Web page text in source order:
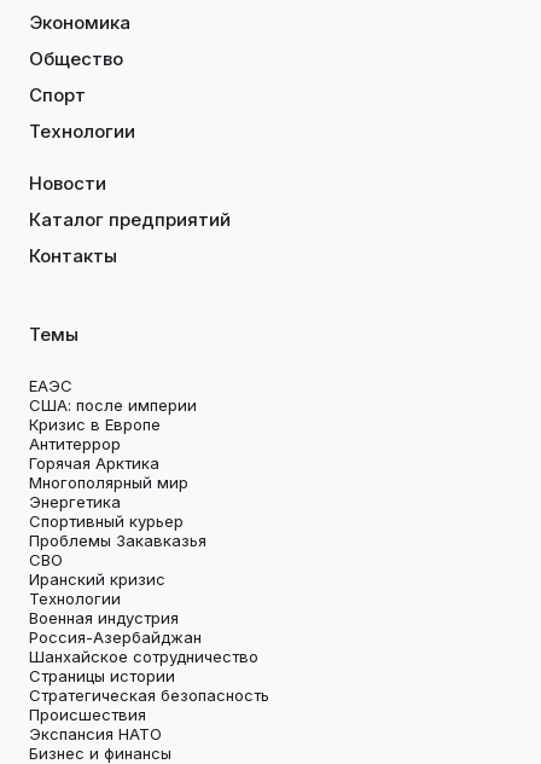
Экономика
Общество
Спорт
Технологии
Новости
Каталог предприятий
Контакты
Темы
ЕАЭС
США: после империи
Кризис в Европе
Антитеррор
Горячая Арктика
Многополярный мир
Энергетика
Спортивный курьер
Проблемы Закавказья
СВО
Иранский кризис
Технологии
Военная индустрия
Россия-Азербайджан
Шанхайское сотрудничество
Страницы истории
Стратегическая безопасность
Происшествия
Экспансия НАТО
Бизнес и финансы